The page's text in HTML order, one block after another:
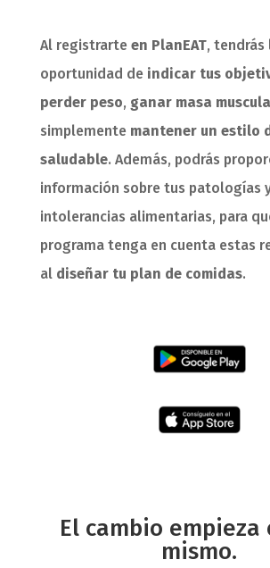
Al registrarte en PlanEAT, tendrás
oportunidad de indicar tus
perder peso, ganar masa
simplemente mantener un estilo
saludable. Además, podrás
información sobre tus patologías
intolerancias alimentarias, para
programa tenga en cuenta estas
al diseñar tu plan de comidas.
El cambio empieza
mismo.